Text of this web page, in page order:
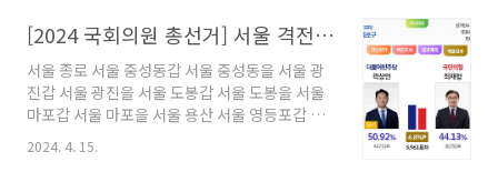
id=me.yogurthelp.election 선거끝판
앱 2024년 국회의원 선거 정보 / 역대 국회의원 /
대통령 선거 개표 결과 play.google.com
[2024 국회의원 총선거] 서울 격전지 개표결과
서울 종로 서울 중성동갑 서울 중성동을 서울 광
진갑 서울 광진을 서울 도봉갑 서울 도봉을 서울
마포갑 서울 마포을 서울 용산 서울 영등포갑 서
울 영등포을 서울 양천갑 서울 동작갑 서울 동작
을 서울 송파병 서울 강동갑 ※ 아래 앱을 설치하
2024. 4. 15.